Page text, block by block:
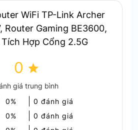
WiFi TP-Link Archer
Router Gaming BE3600,
Hợp Cổng 2.5G
0
giá trung bình
0%
0 đánh giá
0%
0 đánh giá